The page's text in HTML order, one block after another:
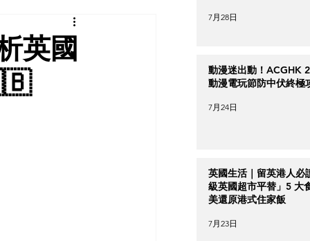
英國
7月28日
動漫迷出動！ACGHK
動漫電玩節防中伏終極
7月24日
英國生活｜留英港人必
級英國超市平替」5 大
美還原港式住家飯
7月23日